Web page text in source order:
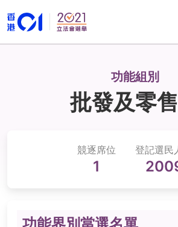
功能組別
批發及零
競逐席位
1
登記選民